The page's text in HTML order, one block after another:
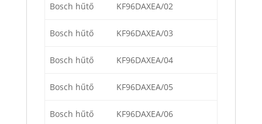
Bosch hűtő KF96DAXEA/02
Bosch hűtő KF96DAXEA/03
Bosch hűtő KF96DAXEA/04
Bosch hűtő KF96DAXEA/05
Bosch hűtő KF96DAXEA/06